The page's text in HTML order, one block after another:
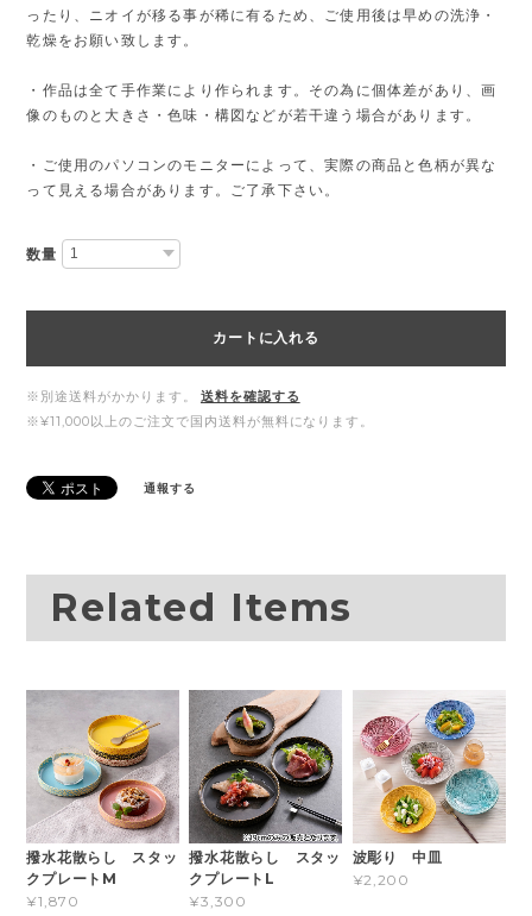
ったり、ニオイが移る事が稀に有るため、ご使用後は早めの洗浄・
乾燥をお願い致します。
・作品は全て手作業により作られます。その為に個体差があり、画
像のものと大きさ・色味・構図などが若干違う場合があります。
・ご使用のパソコンのモニターによって、実際の商品と色柄が異な
って見える場合があります。ご了承下さい。
数量
カートに入れる
※別途送料がかかります。
送料を確認する
※¥11,000以上のご注文で国内送料が無料になります。
通報する
Related Items
撥水花散らし スタッ
クプレートM
¥1,870
撥水花散らし スタッ
クプレートL
¥3,300
波彫り 中皿
¥2,200